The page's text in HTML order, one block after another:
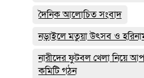
দৈনিক আলোচিত সংবাদ
নড়াইলে মতুয়া উৎসব ও
নারীদের ফুটবল খেলা নিয়ে
কমিটি গঠন